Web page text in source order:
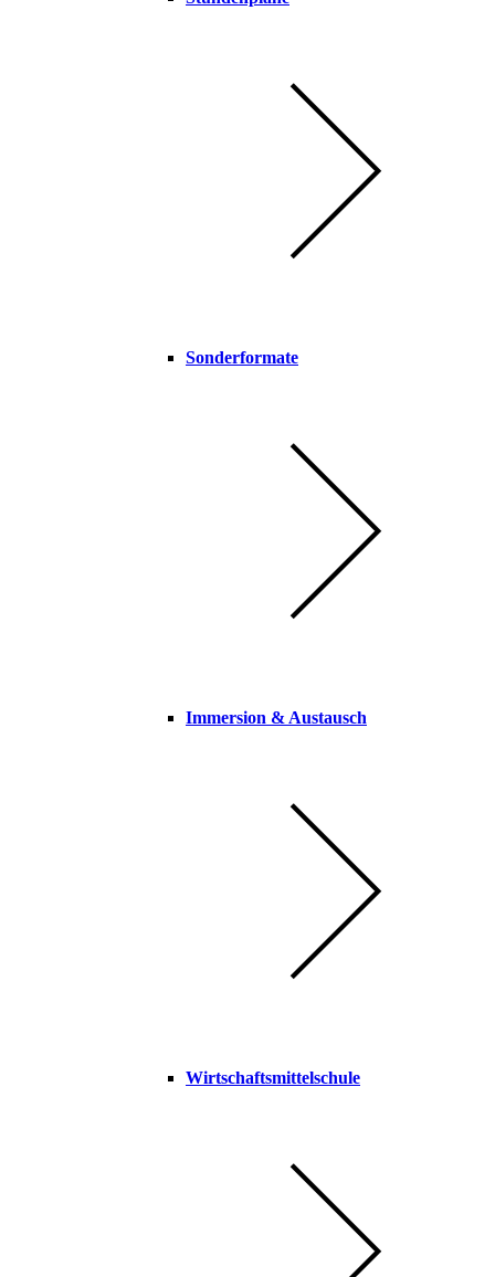
Sonderformate
Immersion & Austausch
Wirtschaftsmittelschule